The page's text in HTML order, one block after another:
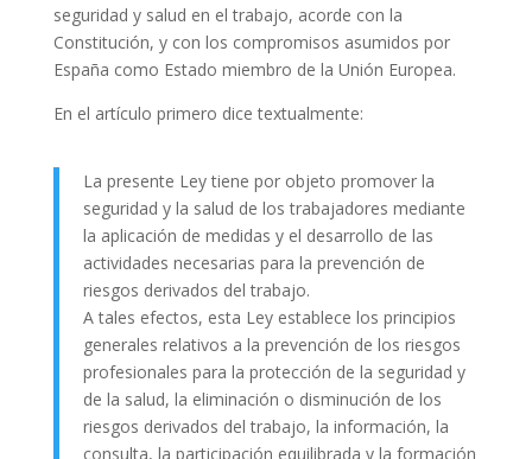
seguridad y salud en el trabajo, acorde con la
Constitución, y con los compromisos asumidos por
España como Estado miembro de la Unión Europea.
En el artículo primero dice textualmente:
La presente Ley tiene por objeto promover la
seguridad y la salud de los trabajadores mediante
la aplicación de medidas y el desarrollo de las
actividades necesarias para la prevención de
riesgos derivados del trabajo.
A tales efectos, esta Ley establece los principios
generales relativos a la prevención de los riesgos
profesionales para la protección de la seguridad y
de la salud, la eliminación o disminución de los
riesgos derivados del trabajo, la información, la
consulta, la participación equilibrada y la formación